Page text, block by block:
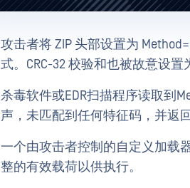
攻击者将 ZIP 头部设置为
式。CRC-32 校验和也被故意设置
杀毒软件或EDR扫描程序读取到
声，未匹配到任何特征码，并返
一个由攻击者控制的自定义加载
整的有效载荷以供执行。